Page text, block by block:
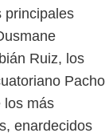
principales
Ruiz, los
Pacho
los más
enardecidos